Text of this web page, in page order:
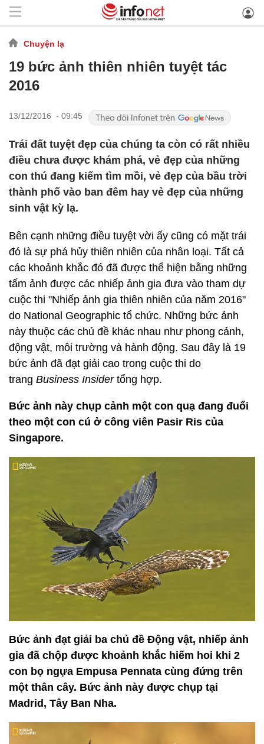
Chuyện lạ
19 bức ảnh thiên nhiên tuyệt tác
2016
13/12/2016 - 09:45
Trái đất tuyệt đẹp của chúng ta còn có rất nhiều
điều chưa được khám phá, vẻ đẹp của những
con thú đang kiếm tìm mồi, vẻ đẹp của bầu trời
thành phố vào ban đêm hay vẻ đẹp của những
sinh vật kỳ lạ.
Bên cạnh những điều tuyệt vời ấy cũng có mặt trái
đó là sự phá hủy thiên nhiên của nhân loại. Tất cả
các khoảnh khắc đó đã được thể hiện bằng những
tấm ảnh được các nhiếp ảnh gia đưa vào tham dự
cuộc thi "Nhiếp ảnh gia thiên nhiên của năm 2016"
do National Geographic tổ chức. Những bức ảnh
này thuộc các chủ đề khác nhau như phong cảnh,
động vật, môi trường và hành động. Sau đây là 19
bức ảnh đã đạt giải cao trong cuộc thi do
trang Business Insidertổng hợp.
Bức ảnh này chụp cảnh một con quạ đang đuổi
theo một con cú ở công viên Pasir Ris của
Singapore.
Bức ảnh đạt giải ba chủ đề Động vật, nhiếp ảnh
gia đã chộp được khoảnh khắc hiếm hoi khi 2
con bọ ngựa Empusa Pennata cùng đứng trên
một thân cây. Bức ảnh này được chụp tại
Madrid, Tây Ban Nha.